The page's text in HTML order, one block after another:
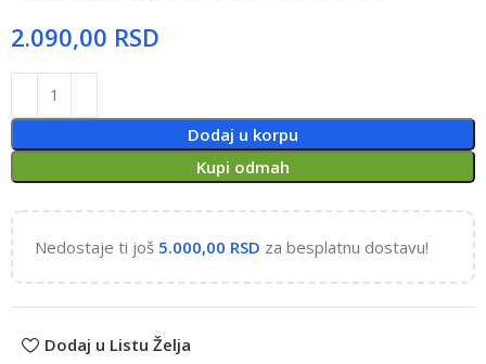
RSD
Dodaj u korpu
Kupi odmah
Nedostaje ti još 5.000,00 RSD za besplatnu dostavu!
Dodaj u Listu Želja